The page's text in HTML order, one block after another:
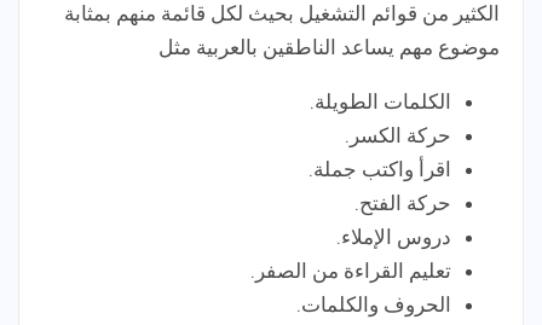
الكثير من قوائم التشغيل بحيث لكل قائمة منهم بمثابة
موضوع مهم يساعد الناطقين بالعربية مثل
الكلمات الطويلة.
حركة الكسر.
اقرأ واكتب جملة.
حركة الفتح.
دروس الإملاء.
تعليم القراءة من الصفر.
الحروف والكلمات.